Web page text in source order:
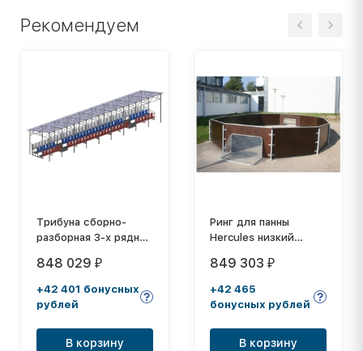
Рекомендуем
Трибуна сборно-
разборная 3-х рядная
навесом из
поликарбоната)
СТ-184
848 029 ₽
+42 401 бонусных
рублей
В корзину
Ринг для панны
Hercules низкий
4889
849 303 ₽
+42 465
бонусных рублей
В корзину